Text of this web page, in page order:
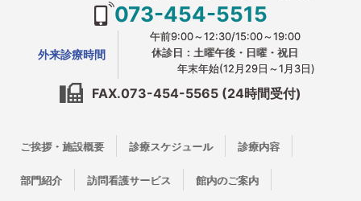
073-454-5515
外来診療時間
午前9:00～12:30/15:00～19:00
休診日：土曜午後・日曜・祝日
年末年始(12月29日～1月3日)
FAX.073-454-5565 (24時間受付)
ご挨拶・施設概要 診療スケジュール 診療内容
部門紹介 訪問看護サービス 館内のご案内